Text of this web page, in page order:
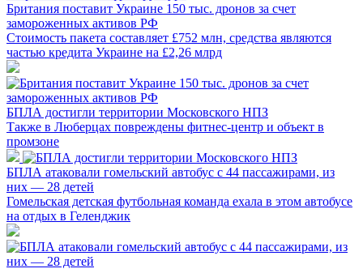
Британия поставит Украине 150 тыс. дронов за счет
замороженных активов РФ
Стоимость пакета составляет £752 млн, средства являются
частью кредита Украине на £2,26 млрд
БПЛА достигли территории Московского НПЗ
Также в Люберцах повреждены фитнес-центр и объект в
промзоне
БПЛА атаковали гомельский автобус с 44 пассажирами, из
них — 28 детей
Гомельская детская футбольная команда ехала в этом автобусе
на отдых в Геленджик